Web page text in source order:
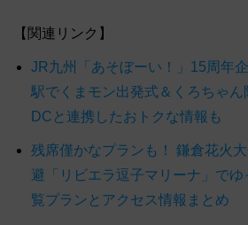
【関連リンク】
JR九州「あそぼーい！」15周年
駅でくまモン出発式＆くろちゃ
DCと連携したおトクな情報も
残席僅かなプランも！ 鎌倉花火
避「リビエラ逗子マリーナ」で
覧プランとアクセス情報まとめ